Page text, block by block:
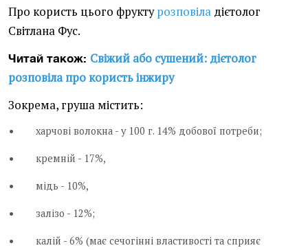
Про користь цього фруктурозповіла дієтолог
Світлана Фус.
Читай також: Свіжий або сушений: дієтолог
розповіла про користь інжиру
Зокрема, груша містить:
харчові волокна - у 100 г. 14% добової потреби;
кремній - 17%,
мідь - 10%,
залізо - 12%;
калій - 6% (має сечогінні властивості та сприяє